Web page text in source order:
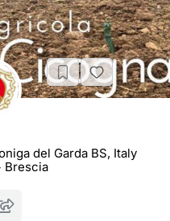
del Garda BS, Italy
Brescia